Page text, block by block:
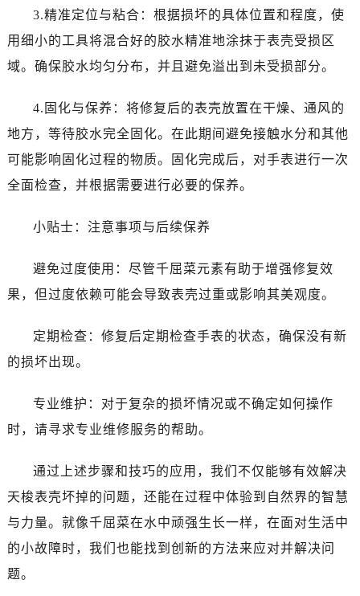
3.精准定位与粘合：根据损坏的具体位置和程度，使
用细小的工具将混合好的胶水精准地涂抹于表壳受损区
域。确保胶水均匀分布，并且避免溢出到未受损部分。
4.固化与保养：将修复后的表壳放置在干燥、通风的
地方，等待胶水完全固化。在此期间避免接触水分和其他
可能影响固化过程的物质。固化完成后，对手表进行一次
全面检查，并根据需要进行必要的保养。
小贴士：注意事项与后续保养
避免过度使用：尽管千屈菜元素有助于增强修复效
果，但过度依赖可能会导致表壳过重或影响其美观度。
定期检查：修复后定期检查手表的状态，确保没有新
的损坏出现。
专业维护：对于复杂的损坏情况或不确定如何操作
时，请寻求专业维修服务的帮助。
通过上述步骤和技巧的应用，我们不仅能够有效解决
天梭表壳坏掉的问题，还能在过程中体验到自然界的智慧
与力量。就像千屈菜在水中顽强生长一样，在面对生活中
的小故障时，我们也能找到创新的方法来应对并解决问
题。